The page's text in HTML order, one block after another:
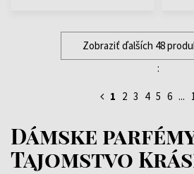
Zobraziť ďalších 48
:
1 2 3 4 5 6 ...
Dámske
Tajomstvo